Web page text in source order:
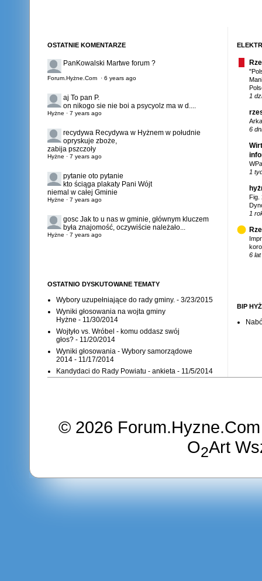
OSTATNIE KOMENTARZE
PanKowalski Martwe forum ?
Forum.Hyżne.Com · 6 years ago
aj To pan P.
on nikogo sie nie boi a psycyolz ma w d....
Hyżne · 7 years ago
recydywa Recydywa w Hyżnem w południe
opryskuje zboże,
zabija pszczoły
Hyżne · 7 years ago
pytanie oto pytanie
kto ściąga plakaty Pani Wójt
niemal w całej Gminie
Hyżne · 7 years ago
gosc Jak to u nas w gminie, głównym kluczem
była znajomość, oczywiście należało...
Hyżne · 7 years ago
OSTATNIO DYSKUTOWANE TEMATY
Wybory uzupełniające do rady gminy. - 3/23/2015
Wyniki głosowania na wojta gminy
Hyżne - 11/30/2014
Wojtyło vs. Wróbel - komu oddasz swój
głos? - 11/20/2014
Wyniki głosowania - Wybory samorządowe
2014 - 11/17/2014
Kandydaci do Rady Powiatu - ankieta - 11/5/2014
1
6
1
Fig.
1
6
BIP
© 2026 Forum.Hyzne.Com
O2Art